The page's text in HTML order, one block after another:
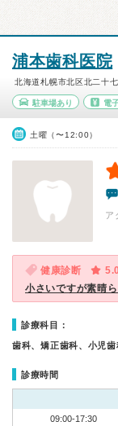
浦本歯科医院
北海道札幌市北区北二十
駐車場あり 電
土曜（〜12:00）
ア
健康診断
5.0
小さいですが素晴
診療科目：
歯科、矯正歯科、小児歯
診療時間
09:00-17:30